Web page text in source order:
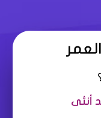
أنثى